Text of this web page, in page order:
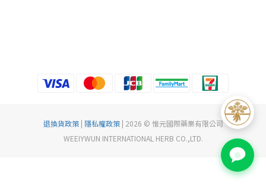
退換貨政策| 隱私權政策| 2026 © 惟元國際藥業有限公司
WEEIYWUN INTERNATIONAL HERB CO.,LTD.